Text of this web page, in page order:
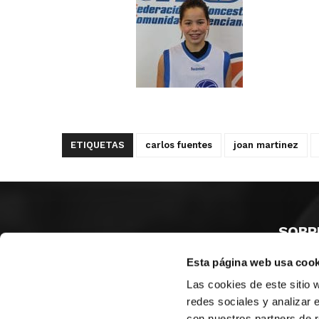
Esta página web usa
Las cookies de este sitio
redes sociales y analizar
ETIQUETAS carlos fuentes joan martinez